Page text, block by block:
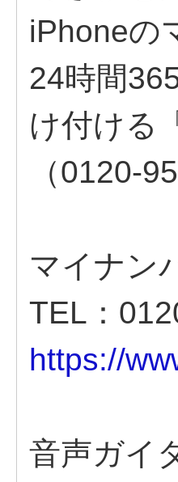
iPhoneの
24時間
け付ける
（0120-
マイナン
TEL：
https://
音声ガイ